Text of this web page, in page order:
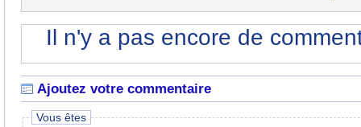
Il n'y a pas encore de
Ajoutez votre commentaire
Vous êtes